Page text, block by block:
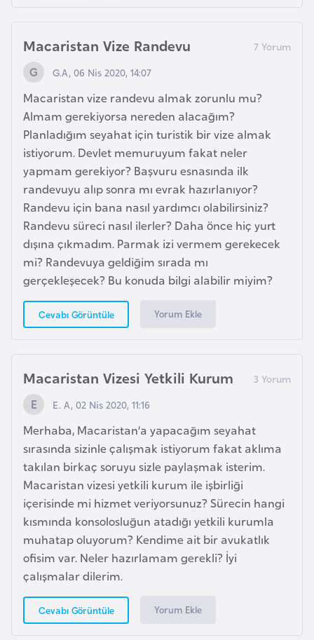
Macaristan Vize Randevu
G.A, 06 Nis 2020, 14:07
Macaristan vize randevu almak zorunlu mu?
Almam gerekiyorsa nereden alacağım?
Planladığım seyahat için turistik bir vize almak
istiyorum. Devlet memuruyum fakat neler
yapmam gerekiyor? Başvuru esnasında ilk
randevuyu alıp sonra mı evrak hazırlanıyor?
Randevu için bana nasıl yardımcı olabilirsiniz?
Randevu süreci nasıl ilerler? Daha önce hiç yurt
dışına çıkmadım. Parmak izi vermem gerekecek
mi? Randevuya geldiğim sırada mı
gerçekleşecek? Bu konuda bilgi alabilir miyim?
Cevabı Görüntüle Yorum Ekle
Macaristan Vizesi Yetkili Kurum
E. A, 02 Nis 2020, 11:16
Merhaba, Macaristan’a yapacağım seyahat
sırasında sizinle çalışmak istiyorum fakat aklıma
takılan birkaç soruyu sizle paylaşmak isterim.
Macaristan vizesi yetkili kurum ile işbirliği
içerisinde mi hizmet veriyorsunuz? Sürecin hangi
kısmında konsolosluğun atadığı yetkili kurumla
muhatap oluyorum? Kendime ait bir avukatlık
ofisim var. Neler hazırlamam gerekli? İyi
çalışmalar dilerim.
Cevabı Görüntüle Yorum Ekle
o
B
u
l
g
a
r
i
s
t
a
n
E
r
m
e
n
s
t
a
n
E
s
t
o
n
y
a
E